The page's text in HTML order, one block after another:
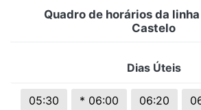
Quadro de horários da
Castelo
Dias Úteis
05:30 * 06:00 06:20